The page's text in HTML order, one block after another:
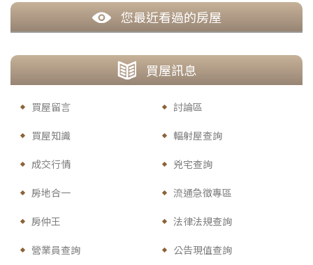
您最近看過的房屋
買屋訊息
買屋留言 討論區
買屋知識 輻射屋查詢
成交行情 兇宅查詢
房地合一 流通急徵專區
房仲王 法律法規查詢
營業員查詢 公告現值查詢